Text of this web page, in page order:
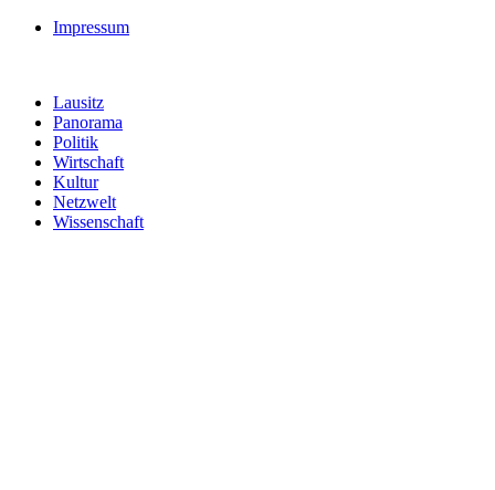
Impressum
Lausitz
Panorama
Politik
Wirtschaft
Kultur
Netzwelt
Wissenschaft